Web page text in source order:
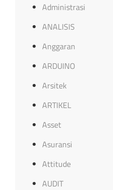
Administrasi
ANALISIS
Anggaran
ARDUINO
Arsitek
ARTIKEL
Asset
Asuransi
Attitude
AUDIT